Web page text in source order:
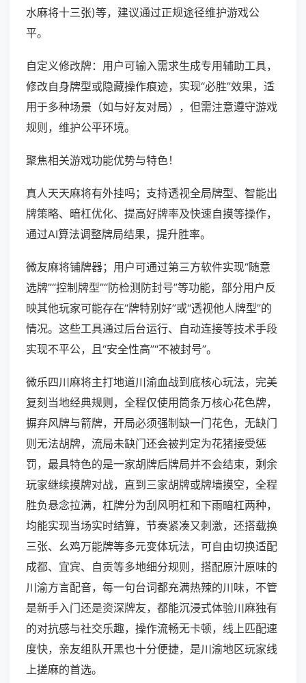
水麻将十三张)等，建议通过正规途径维护游戏公
平。
自定义修改牌：用户可输入需求生成专用辅助工具，
修改自身牌型或隐藏操作痕迹，实现“必胜”效果，适
用于多种场景（如与好友对局），但需注意遵守游戏
规则，维护公平环境。
聚焦相关游戏功能优势与特色！
真人天天麻将有外挂吗；支持透视全局牌型、智能出
牌策略、暗杠优化、提高好牌率及快速自摸等操作，
通过AI算法调整牌局结果，提升胜率。
微友麻将铺牌器；用户可通过第三方软件实现“随意
选牌”“控制牌型”“防检测防封号”等功能，部分用户反
映其他玩家可能存在“牌特别好”或“透视他人牌型”的
情况。这些工具通过后台运行、自动连接等技术手段
实现不平公，且“安全性高”“不被封号”。
微乐四川麻将主打地道川渝血战到底核心玩法，完美
复刻当地经典规则，全程仅使用筒条万核心花色牌，
摒弃风牌与箭牌，开局必须强制缺一门花色，无缺门
则无法胡牌，流局未缺门还会被判定为花猪接受惩
罚，最具特色的是一家胡牌后牌局并不会结束，剩余
玩家继续摸牌对战，直到三家胡牌或牌墙摸空，全程
胜负悬念拉满，杠牌分为刮风明杠和下雨暗杠两种，
均能实现当场实时结算，节奏紧凑又刺激，还搭载换
三张、幺鸡万能牌等多元变体玩法，可自由切换适配
成都、宜宾、自贡等多地细分规则，搭配原汁原味的
川渝方言配音，每一句台词都充满热辣的川味，不管
是新手入门还是资深牌友，都能沉浸式体验川麻独有
的对抗感与社交乐趣，操作流畅无卡顿，线上匹配速
度快，亲友组队开黑也十分便捷，是川渝地区玩家线
上搓麻的首选。